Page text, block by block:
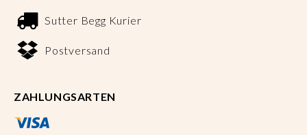
Sutter Begg Kurier
Postversand
ZAHLUNGSARTEN